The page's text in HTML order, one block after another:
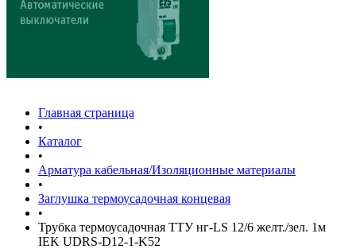
Главная страница
•
Каталог
•
Арматура кабельная/Изоляционные материалы
•
Заглушка термоусадочная концевая
•
Трубка термоусадочная ТТУ нг-LS 12/6 желт./зел. 1м
IEK UDRS-D12-1-K52